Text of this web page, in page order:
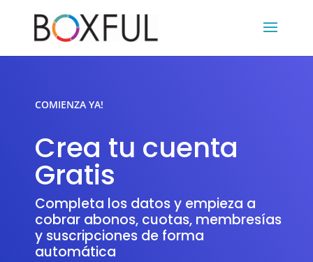
COMIENZA YA!
Crea tu cuenta
Gratis
Completa los datos y empieza a
cobrar abonos, cuotas, membresías
y suscripciones de forma
automática